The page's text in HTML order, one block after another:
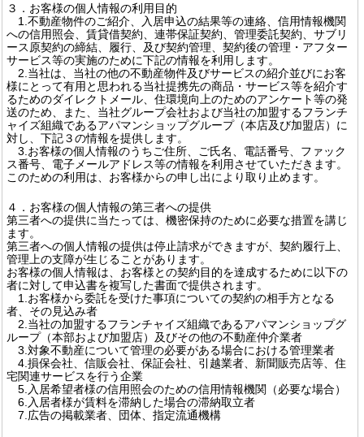
３．お客様の個人情報の利用目的
1.不動産物件のご紹介、入居申込の結果等の連絡、信用情報機関
への信用照会、賃貸借契約、連帯保証契約、管理委託契約、サブリ
ース原契約の締結、履行、及び契約管理、契約後の管理・アフター
サービス等の実施のために下記の情報を利用します。
2.当社は、当社の他の不動産物件及びサービスの紹介並びにお客
様にとって有用と思われる当社提携先の商品・サービス等を紹介す
るためのダイレクトメール、住環境向上のためのアンケート等の発
送のため、また、当社グループ会社および当社の加盟するフランチ
ャイズ組織であるアパマンショップグループ（本店及び加盟店）に
対し、下記３の情報を提供します。
3.お客様の個人情報のうちご住所、ご氏名、電話番号、ファック
ス番号、電子メールアドレス等の情報を利用させていただきます。
このための利用は、お客様からの申し出により取り止めます。
４．お客様の個人情報の第三者への提供
第三者への提供に当たっては、機密保持のために必要な措置を講じ
ます。
第三者への個人情報の提供は停止請求ができますが、契約履行上、
管理上の支障が生じることがあります。
お客様の個人情報は、お客様との契約目的を達成するために以下の
者に対して申込書を複写した書面で提供されます。
1.お客様から委託を受けた事項についての契約の相手方となる
者、その見込み者
2.当社の加盟するフランチャイズ組織であるアパマンショップグ
ループ（本部および加盟店）及びその他の不動産仲介業者
3.対象不動産について管理の必要がある場合における管理業者
4.損保会社、信販会社、保証会社、引越業者、新聞販売店等、住
宅関連サービスを行う企業
5.入居希望者様の信用照会のための信用情報機関（必要な場合）
6.入居者様が賃料を滞納した場合の滞納取立者
7.広告の掲載業者、団体、指定流通機構